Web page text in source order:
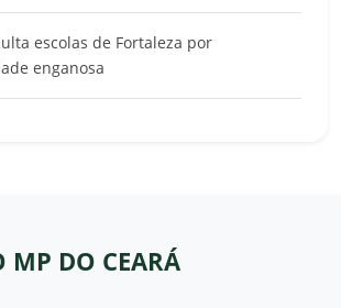
escolas de Fortaleza por
enganosa
MP DO CEARÁ